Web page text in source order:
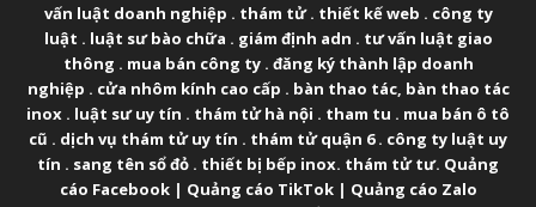
vấn luật doanh nghiệp . thám tử. thiết kế web . công ty
luật . luật sư bào chữa . giám định adn . tư vấn luật giao
thông . mua bán công ty. đăng ký thành lập doanh
nghiệp . cửa nhôm kính cao cấp . bàn thao tác, bàn thao tác
inox . luật sư uy tín . thám tử hà nội . tham tu . mua bán ô tô
cũ . dịch vụ thám tử uy tín . thám tử quận 6. công ty luật uy
tín . sang tên sổ đỏ . thiết bị bếp inox. thám tử tư. Quảng
cáo Facebook| Quảng cáo TikTok| Quảng cáo Zalo